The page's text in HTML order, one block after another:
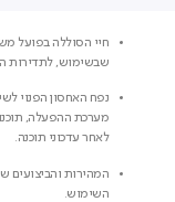
חיי הסוללה בפועל
שבשימוש, לתדירות
נפח האחסון הפנוי
מערכת ההפעלה,
לאחר עדכוני תוכנה.
השימוש.